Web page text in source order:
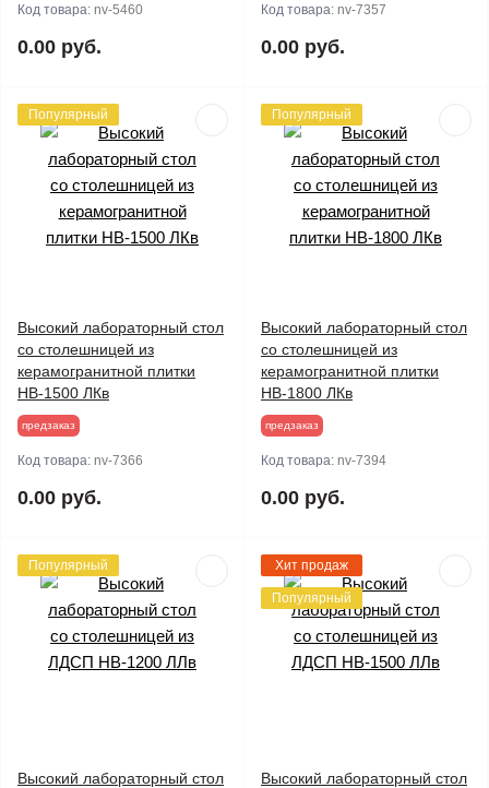
Код товара: nv-5460
0.00 руб.
Код товара: nv-7357
0.00 руб.
Популярный
Высокий лабораторный стол
со столешницей из
керамогранитной плитки
НВ-1500 ЛКв
предзаказ
Код товара: nv-7366
0.00 руб.
Популярный
Высокий лабораторный стол
со столешницей из
керамогранитной плитки
НВ-1800 ЛКв
предзаказ
Код товара: nv-7394
0.00 руб.
Популярный
Высокий лабораторный стол
Хит продаж
Популярный
Высокий лабораторный стол